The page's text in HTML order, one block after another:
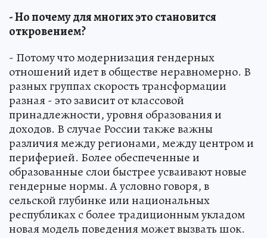
- Но почему для многих это становится
откровением?
- Потому что модернизация гендерных
отношений идет в обществе неравномерно. В
разных группах скорость трансформации
разная - это зависит от классовой
принадлежности, уровня образования и
доходов. В случае России также важны
различия между регионами, между центром и
периферией. Более обеспеченные и
образованные слои быстрее усваивают новые
гендерные нормы. А условно говоря, в
сельской глубинке или национальных
республиках с более традиционным укладом
новая модель поведения может вызвать шок.